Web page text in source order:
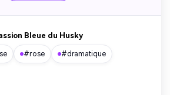
Bleue du Husky
#rose #dramatique